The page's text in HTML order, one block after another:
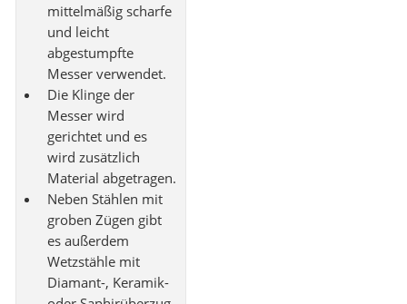
mittelmäßig scharfe
und leicht
abgestumpfte
Messer verwendet.
Die Klinge der
Messer wird
gerichtet und es
wird zusätzlich
Material abgetragen.
Neben Stählen mit
groben Zügen gibt
es außerdem
Wetzstähle mit
Diamant-, Keramik-